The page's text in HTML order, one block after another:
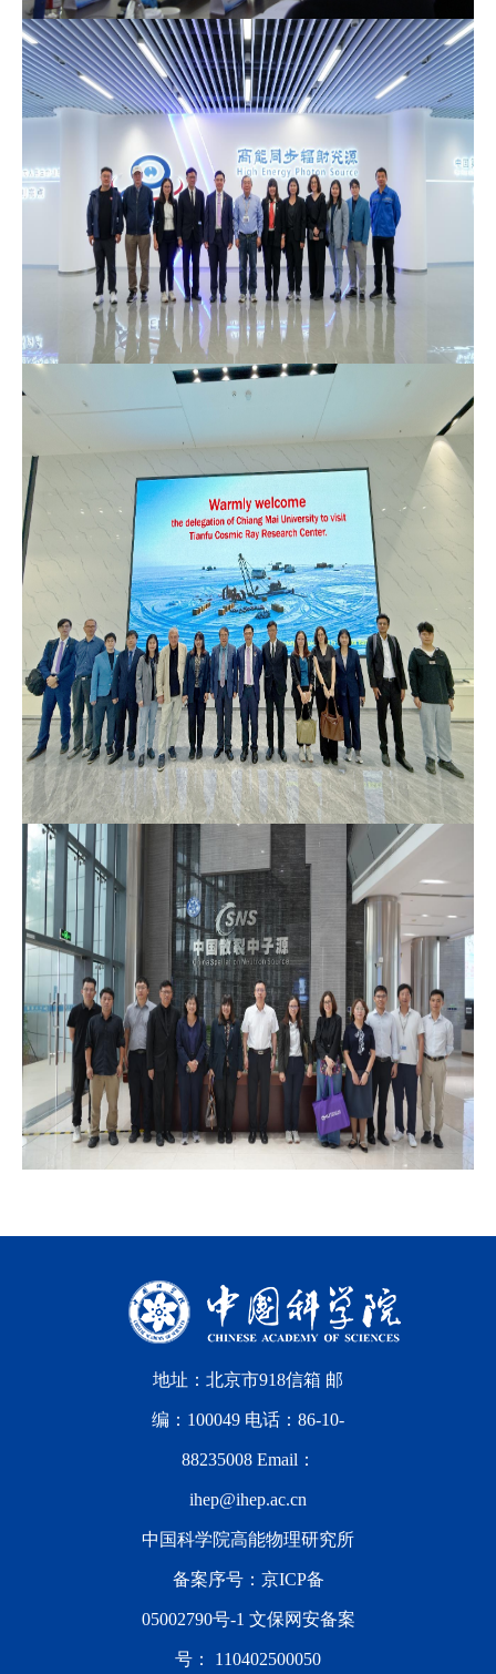
地址：北京市918信箱 邮
编：100049 电话：86-10-
88235008 Email：
ihep@ihep.ac.cn
中国科学院高能物理研究所
备案序号： 京ICP备
05002790号-1 文保网安备案
号： 110402500050